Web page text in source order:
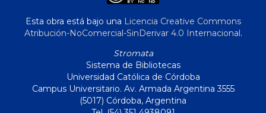
Esta obra está bajo una Licencia Creative Commons
Atribución-NoComercial-SinDerivar 4.0 Internacional.
Stromata
Sistema de Bibliotecas
Universidad Católica de Córdoba
Campus Universitario. Av. Armada Argentina 3555
(5017) Córdoba, Argentina